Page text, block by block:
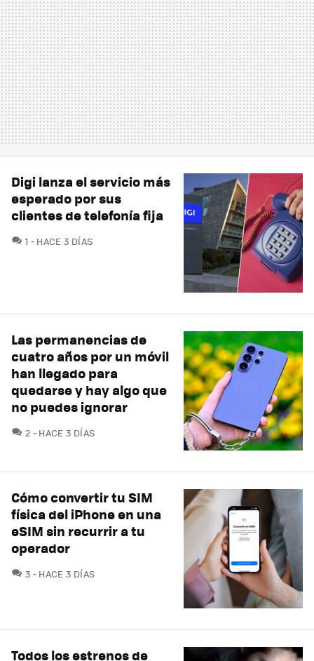
Digi lanza el servicio más
esperado por sus
clientes de telefonía fija
1 COMENTARIOS
HACE 3 DÍAS
Las permanencias de
cuatro años por un móvil
han llegado para
quedarse y hay algo que
no puedes ignorar
2 COMENTARIOS
HACE 3 DÍAS
Cómo convertir tu SIM
física del iPhone en una
eSIM sin recurrir a tu
operador
3 COMENTARIOS
HACE 3 DÍAS
Todos los estrenos de